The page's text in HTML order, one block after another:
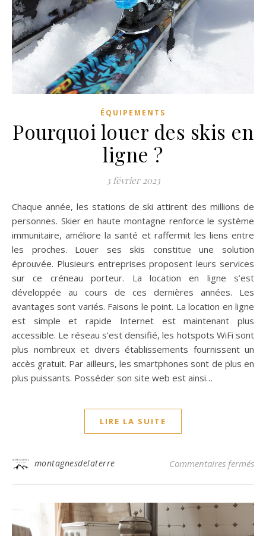
ÉQUIPEMENTS
Pourquoi louer des skis en
ligne ?
3 février 2023
Chaque année, les stations de ski attirent des millions de
personnes. Skier en haute montagne renforce le système
immunitaire, améliore la santé et raffermit les liens entre
les proches. Louer ses skis constitue une solution
éprouvée. Plusieurs entreprises proposent leurs services
sur ce créneau porteur. La location en ligne s’est
développée au cours de ces dernières années. Les
avantages sont variés. Faisons le point. La location en ligne
est simple et rapide Internet est maintenant plus
accessible. Le réseau s’est densifié, les hotspots WiFi sont
plus nombreux et divers établissements fournissent un
accès gratuit. Par ailleurs, les smartphones sont de plus en
plus puissants. Posséder son site web est ainsi…
LIRE LA SUITE
montagnesdelaterre Commentaires fermés